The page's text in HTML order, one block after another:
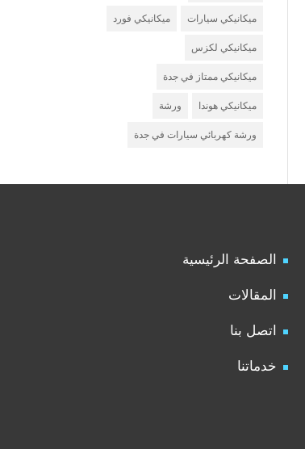
ميكانيكي سيارات ميكانيكي فورد
ميكانيكي لكزس
ميكانيكي ممتاز في جدة
ميكانيكي هوندا ورشة
ورشة كهربائي سيارات في جدة
الصفحة الرئيسية
المقالات
اتصل بنا
خدماتنا